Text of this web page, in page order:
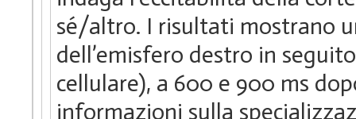
sé/altro. I risultati mostrano
dell’emisfero destro in
cellulare), a 600 e 900 ms
informazioni sulla